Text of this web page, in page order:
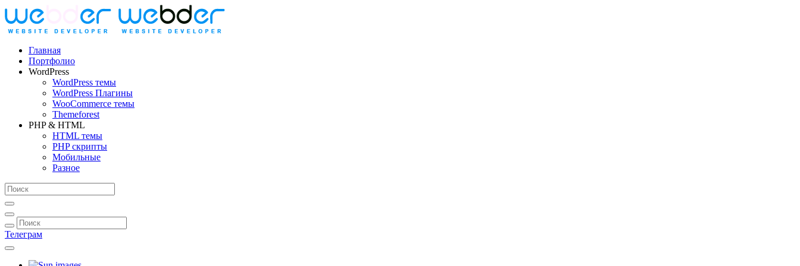
Главная
Портфолио
WordPress
WordPress темы
WordPress Плагины
WooCommerce темы
Themeforest
PHP & HTML
HTML темы
PHP скрипты
Мобильные
Разное
Телеграм